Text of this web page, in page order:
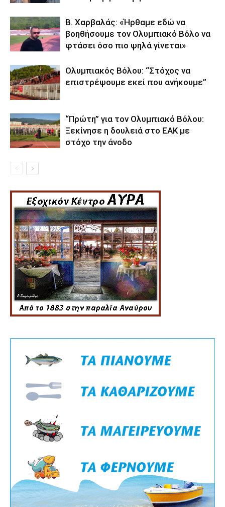
Β. Χαρβαλάς: «Ήρθαμε εδώ να
βοηθήσουμε τον Ολυμπιακό Βόλο να
φτάσει όσο πιο ψηλά γίνεται»
Ολυμπιακός Βόλου: “Στόχος να
επιστρέψουμε εκεί που ανήκουμε”
“Πρώτη” για τον Ολυμπιακό Βόλου:
Ξεκίνησε η δουλειά στο ΕΑΚ με
στόχο την άνοδο